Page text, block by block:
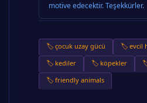
motive edecektir. Teşekkürler.
🏷️ çocuk uzay gücü
🏷️ evcil
🏷️ kediler
🏷️ köpekler
🏷️ friendly animals